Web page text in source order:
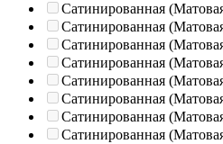
Сатинированная
Сатинированная
Сатинированная
Сатинированная
Сатинированная
Сатинированная
Сатинированная
Сатинированная